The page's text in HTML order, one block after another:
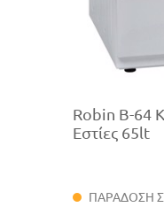
Robin B-64
Εστίες 65lt
ΠΑΡΑΔΟΣΗ